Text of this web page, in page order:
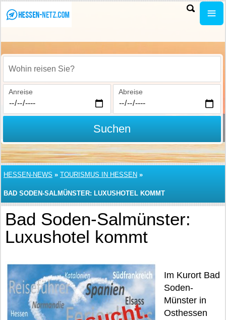
Wohin reisen Sie?
Anreise Abreise
Suchen
HESSEN-NEWS » TOURISMUS IN HESSEN »
BAD SODEN-SALMÜNSTER: LUXUSHOTEL KOMMT
Bad Soden-Salmünster:
Luxushotel kommt
Im Kurort Bad
Soden-
Münster in
Osthessen